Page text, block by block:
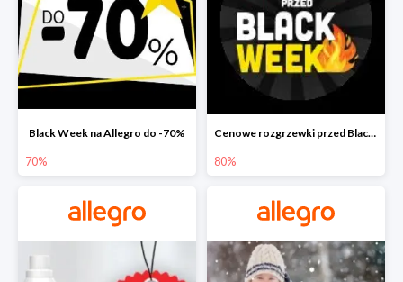
Black Week na Allegro do -70%
70%
Cenowe rozgrzewki przed Black Friday na Allegro do -80%
80%